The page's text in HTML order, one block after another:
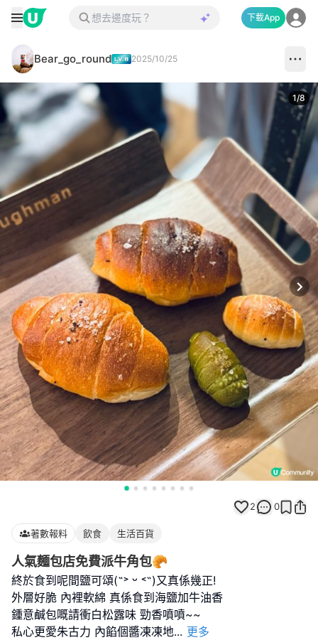
下載App
Bear_go_round 2025/10/25
1/8
2 0
著數報料 飲食 生活百貨
人氣麵包店免費派牛角包🥐
終於食到呢間鹽可頌(˶˃ ᵕ ˂˶)又真係幾正!
外層好脆 內裡軟綿 真係食到海鹽加牛油香
鍾意鹹包嘅請衝白松露味 勁香噴噴~~
私心更愛朱古力 內餡個醬凍凍地... 更多